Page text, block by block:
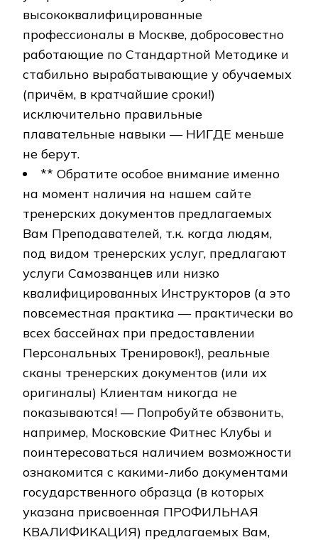
высококвалифицированные
профессионалы в Москве, добросовестно
работающие по Стандартной Методике и
стабильно вырабатывающие у обучаемых
(причём, в кратчайшие сроки!)
исключительно правильные
плавательные навыки — НИГДЕ меньше
не берут.
** Обратите особое внимание именно
на момент наличия на нашем сайте
тренерских документов предлагаемых
Вам Преподавателей, т.к. когда людям,
под видом тренерских услуг, предлагают
услуги Самозванцев или низко
квалифицированных Инструкторов (а это
повсеместная практика — практически во
всех бассейнах при предоставлении
Персональных Тренировок!), реальные
сканы тренерских документов (или их
оригиналы) Клиентам никогда не
показываются! — Попробуйте обзвонить,
например, Московские Фитнес Клубы и
поинтересоваться наличием возможности
ознакомится с какими-либо документами
государственного образца (в которых
указана присвоенная ПРОФИЛЬНАЯ
КВАЛИФИКАЦИЯ) предлагаемых Вам,